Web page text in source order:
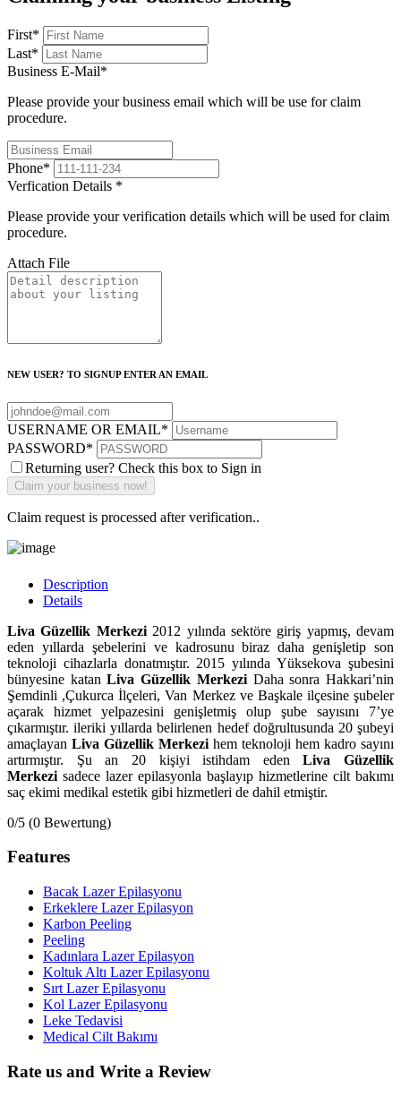
First*
Last*
Business E-Mail*
Please provide your business email which will be use for claim
procedure.
Phone*
Verfication Details *
Please provide your verification details which will be used for claim
procedure.
Attach File
NEW USER? TO SIGNUP ENTER AN EMAIL
USERNAME OR EMAIL*
PASSWORD*
Returning user? Check this box to Sign in
Claim request is processed after verification..
Description
Details
Liva Güzellik Merkezi 2012 yılında sektöre giriş yapmış, devam
eden yıllarda şebelerini ve kadrosunu biraz daha genişletip son
teknoloji cihazlarla donatmıştır. 2015 yılında Yüksekova şubesini
bünyesine katanLiva Güzellik MerkeziDaha sonra Hakkari’nin
Şemdinli ,Çukurca İlçeleri, Van Merkez ve Başkale ilçesine şubeler
açarak hizmet yelpazesini genişletmiş olup şube sayısını 7’ye
çıkarmıştır. ileriki yıllarda belirlenen hedef doğrultusunda 20 şubeyi
amaçlayan Liva Güzellik Merkezi hem teknoloji hem kadro sayını
artırmıştır. Şu an 20 kişiyi istihdam edenLiva Güzellik
Merkezi sadece lazer epilasyonla başlayıp hizmetlerine cilt bakımı
saç ekimi medikal estetik gibi hizmetleri de dahil etmiştir.
0/5 (0 Bewertung)
Features
Bacak Lazer Epilasyonu
Erkeklere Lazer Epilasyon
Karbon Peeling
Peeling
Kadınlara Lazer Epilasyon
Koltuk Altı Lazer Epilasyonu
Sırt Lazer Epilasyonu
Kol Lazer Epilasyonu
Leke Tedavisi
Medical Cilt Bakımı
Rate us and Write a Review